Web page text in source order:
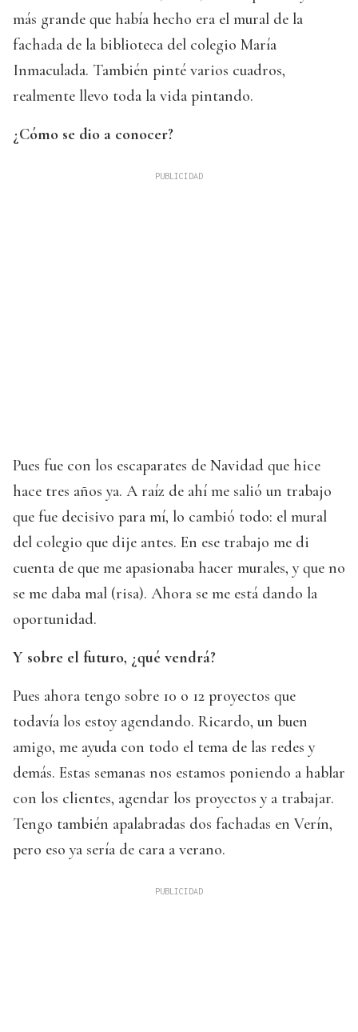
más grande que había hecho era el mural de la
fachada de la biblioteca del colegio María
Inmaculada. También pinté varios cuadros,
realmente llevo toda la vida pintando.
¿Cómo se dio a conocer?
Pues fue con los escaparates de Navidad que hice
hace tres años ya. A raíz de ahí me salió un trabajo
que fue decisivo para mí, lo cambió todo: el mural
del colegio que dije antes. En ese trabajo me di
cuenta de que me apasionaba hacer murales, y que no
se me daba mal (risa). Ahora se me está dando la
oportunidad.
Y sobre el futuro, ¿qué vendrá?
Pues ahora tengo sobre 10 o 12 proyectos que
todavía los estoy agendando. Ricardo, un buen
amigo, me ayuda con todo el tema de las redes y
demás. Estas semanas nos estamos poniendo a hablar
con los clientes, agendar los proyectos y a trabajar.
Tengo también apalabradas dos fachadas en Verín,
pero eso ya sería de cara a verano.